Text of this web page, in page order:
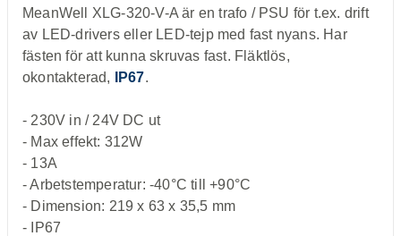
MeanWell XLG-320-V-A är en trafo / PSU för t.ex. drift
av LED-drivers eller LED-tejp med fast nyans. Har
fästen för att kunna skruvas fast. Fläktlös,
okontakterad, IP67.
- 230V in / 24V DC ut
- Max effekt: 312W
- 13A
- Arbetstemperatur: -40°C till +90°C
- Dimension: 219 x 63 x 35,5 mm
- IP67